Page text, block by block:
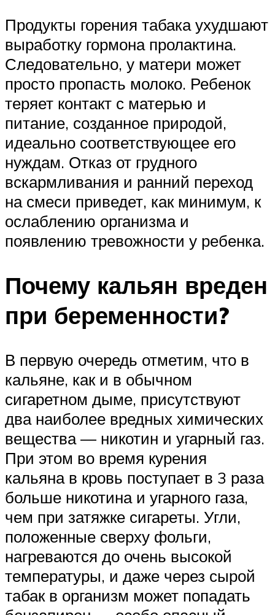
Продукты горения табака ухудшают
выработку гормона пролактина.
Следовательно, у матери может
просто пропасть молоко. Ребенок
теряет контакт с матерью и
питание, созданное природой,
идеально соответствующее его
нуждам. Отказ от грудного
вскармливания и ранний переход
на смеси приведет, как минимум, к
ослаблению организма и
появлению тревожности у ребенка.
Почему кальян вреден
при беременности?
В первую очередь отметим, что в
кальяне, как и в обычном
сигаретном дыме, присутствуют
два наиболее вредных химических
вещества — никотин и угарный газ.
При этом во время курения
кальяна в кровь поступает в 3 раза
больше никотина и угарного газа,
чем при затяжке сигареты. Угли,
положенные сверху фольги,
нагреваются до очень высокой
температуры, и даже через сырой
табак в организм может попадать